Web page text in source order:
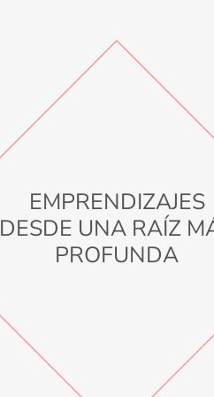
EMPRENDIZAJES
DESDE UNA RAÍZ
PROFUNDA